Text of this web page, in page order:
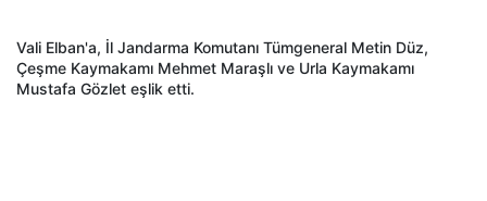
Vali Elban'a, İl Jandarma Komutanı Tümgeneral Metin Düz,
Çeşme Kaymakamı Mehmet Maraşlı ve Urla Kaymakamı
Mustafa Gözlet eşlik etti.